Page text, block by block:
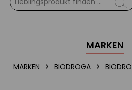
MARKEN
MARKEN BIODROGA